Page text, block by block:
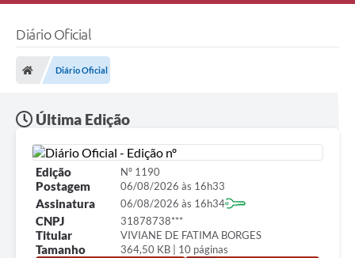
Diário Oficial
Diário Oficial
Última Edição
Edição Nº 1190
Postagem 06/08/2026 às 16h33
Assinatura 06/08/2026 às 16h34
CNPJ 31878738***
Titular VIVIANE DE FATIMA BORGES
Tamanho
364,50 KB | 10 páginas